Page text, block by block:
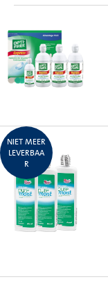
NIET MEER
LEVERBAA
R